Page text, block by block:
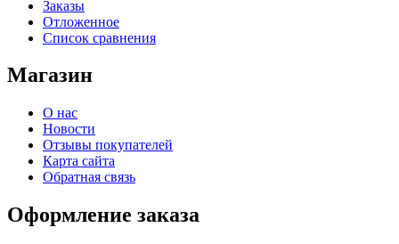
Заказы
Отложенное
Список сравнения
Магазин
О нас
Новости
Отзывы покупателей
Карта сайта
Обратная связь
Оформление заказа